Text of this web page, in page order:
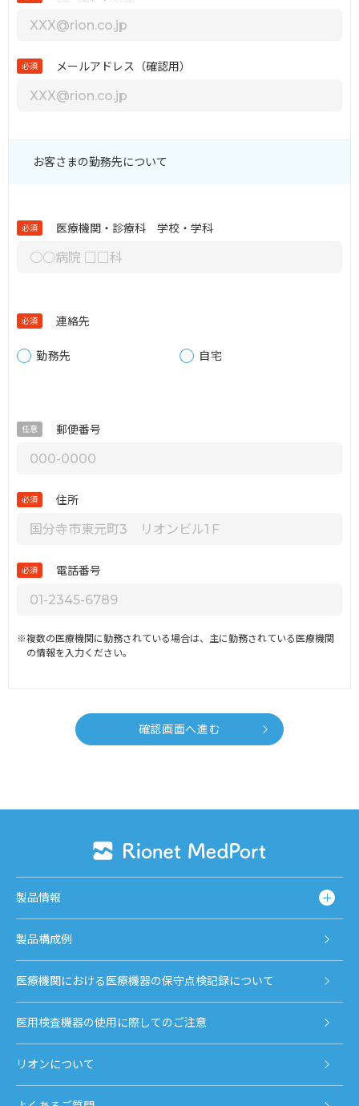
必須 メールアドレス （確認用）
お客さまの勤務先について
必須 医療機関・診療科 学校・学科
必須 連絡先
勤務先 自宅
任意 郵便番号
必須 住所
必須 電話番号
※複数の医療機関に勤務されている場合は、主に勤務されている医療機関
の情報を入力ください。
確認画面へ進む
製品情報
製品構成例
医療機関における医療機器の保守点検記録について
医用検査機器の使用に際してのご注意
リオンについて